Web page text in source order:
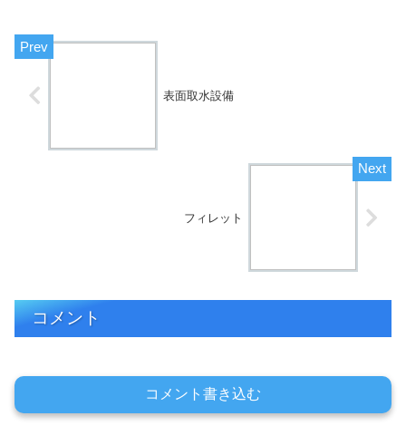
表面取水設備
フィレット
コメント
コメント書き込む